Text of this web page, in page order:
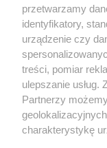
Jorge
przetwarzamy
identyfikatory,
urządzenie czy
treści, pomiar
ulepszanie usług.
Partnerzy
charakterystykę